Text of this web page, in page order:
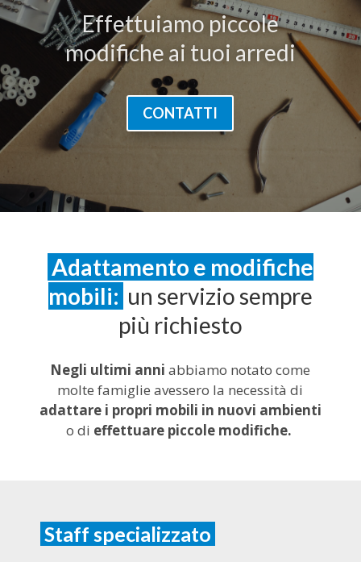
Effettuiamo piccole
modifiche ai tuoi arredi
CONTATTI
Adattamento e modifiche
mobili: un servizio sempre
più richiesto
Negli ultimi anni abbiamo notato come
molte famiglie avessero la necessità di
adattare i propri mobili in nuovi ambienti
o di effettuare piccole modifiche.
Staff specializzato